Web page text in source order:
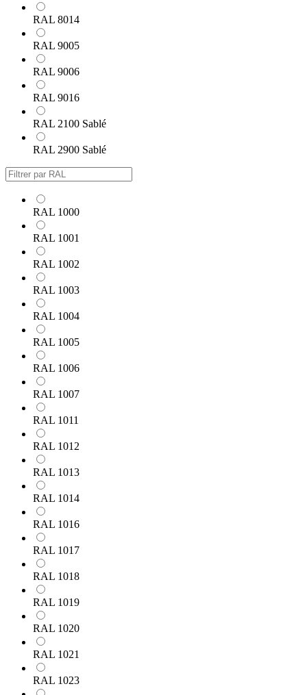
RAL 8014
RAL 9005
RAL 9006
RAL 9016
RAL 2100 Sablé
RAL 2900 Sablé
RAL 1000
RAL 1001
RAL 1002
RAL 1003
RAL 1004
RAL 1005
RAL 1006
RAL 1007
RAL 1011
RAL 1012
RAL 1013
RAL 1014
RAL 1016
RAL 1017
RAL 1018
RAL 1019
RAL 1020
RAL 1021
RAL 1023